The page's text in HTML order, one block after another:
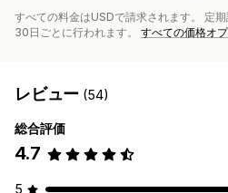
すべての料金はUSDで請求されます。 定期
30日ごとに行われます。 すべての価格オ
レビュー (54)
総合評価
4.7
5